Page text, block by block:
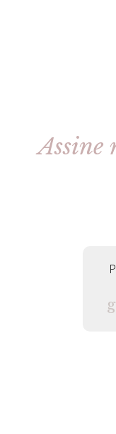
Assine